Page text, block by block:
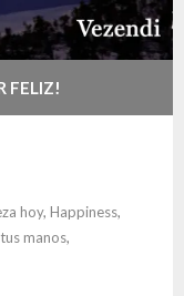
FELIZ!
hoy, Happiness,
manos,